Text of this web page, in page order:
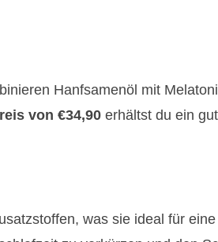
Hanfsamenöl mit
von €34,90 erhältst du ein
was sie ideal für